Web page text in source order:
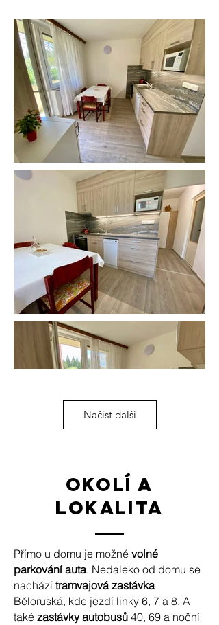
Načíst další
okolí a
lokalita
Přímo u domu je možné volné
parkování auta. Nedaleko od domu se
nachází tramvajová zastávka
Běloruská, kde jezdí linky 6, 7 a 8. A
také zastávky autobusů 40, 69 a noční